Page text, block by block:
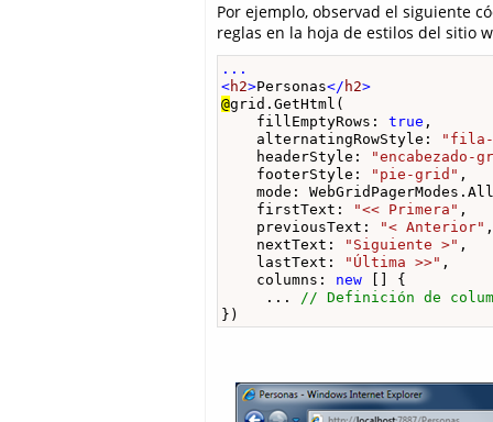
Por ejemplo, observad el siguiente
reglas en la hoja de estilos del sitio
...
<h2>Personas</ h2>
@grid.GetHtml(
fillEmptyRows: true ,
alternatingRowStyle:
"fila-
headerStyle:
"encabezado-
footerStyle:
"pie-grid" ,
mode:
firstText:
"<< Primera" ,
previousText:
"< Anterior" ,
nextText:
"Siguiente >" ,
lastText:
"Última >>" ,
columns: new [] {
... // Definición de
})